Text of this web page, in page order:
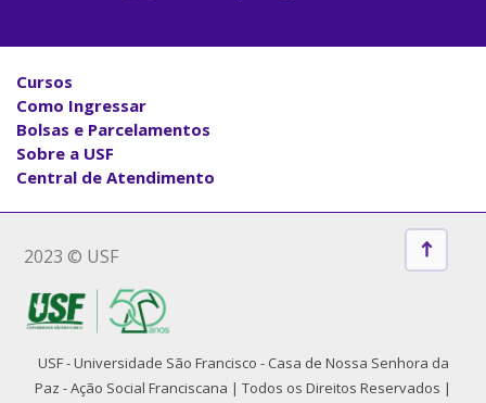
Cursos
Como Ingressar
Bolsas e Parcelamentos
Sobre a USF
Central de Atendimento
2023 © USF
USF - Universidade São Francisco - Casa de Nossa Senhora da
Paz - Ação Social Franciscana | Todos os Direitos Reservados |